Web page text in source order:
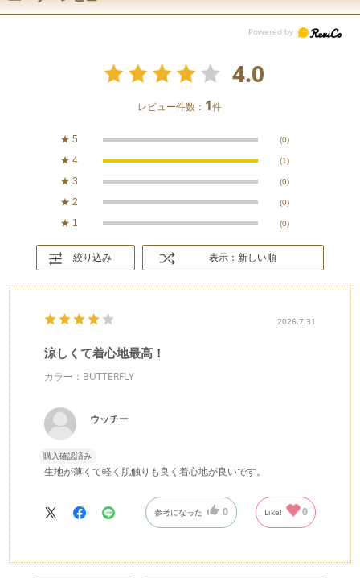
4.0
レビュー件数： 1件
★ 5 (0)
★ 4 (1)
★ 3 (0)
★ 2 (0)
★ 1 (0)
絞り込み 表示：新しい順
2026.7.31
涼しくて着心地最高！
カラー：BUTTERFLY
ウッチー
購入確認済み
生地が薄くて軽く肌触りも良く着心地が良いです。
参考になった 0 Like! 0